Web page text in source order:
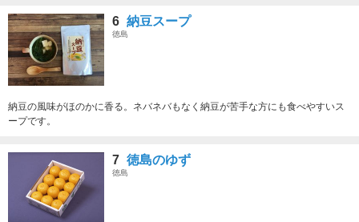
6 納豆スープ
徳島
納豆の風味がほのかに香る。ネバネバもなく納豆が苦手な方にも食べやすいス
ープです。
7 徳島のゆず
徳島